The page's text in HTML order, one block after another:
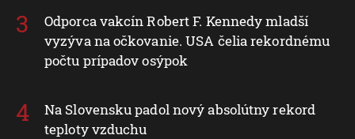
Odporca vakcín Robert F. Kennedy mladší
vyzýva na očkovanie. USA čelia rekordnému
počtu prípadov osýpok
Na Slovensku padol nový absolútny rekord
teploty vzduchu